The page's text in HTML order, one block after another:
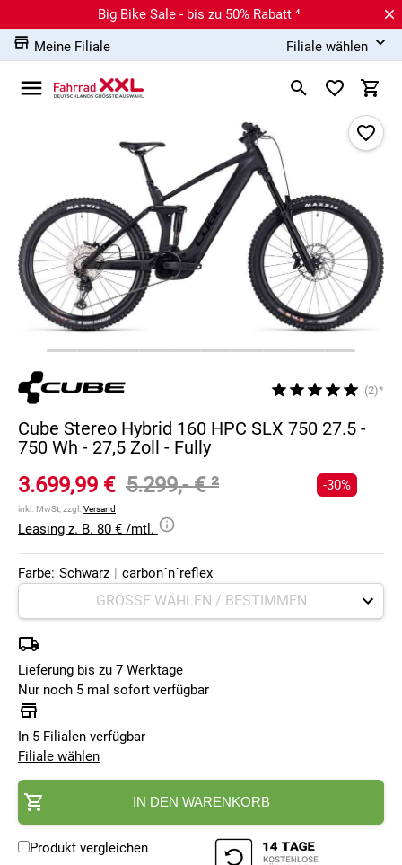
Big Bike Sale - bis zu 50% Rabatt ⁴
Meine Filiale
Filiale wählen
(2)*
Cube Stereo Hybrid 160 HPC SLX 750 27.5 -
750 Wh - 27,5 Zoll - Fully
3.699,99 € 5.299,- €²
inkl. MwSt, zzgl. Versand
-30%
Leasing z. B. 80 € /mtl.
Farbe: Schwarz | carbon´n´reflex
Lieferung bis zu 7 Werktage
Nur noch 5 mal sofort verfügbar
In 5 Filialen verfügbar
Filiale wählen
IN DEN WARENKORB
Produkt vergleichen